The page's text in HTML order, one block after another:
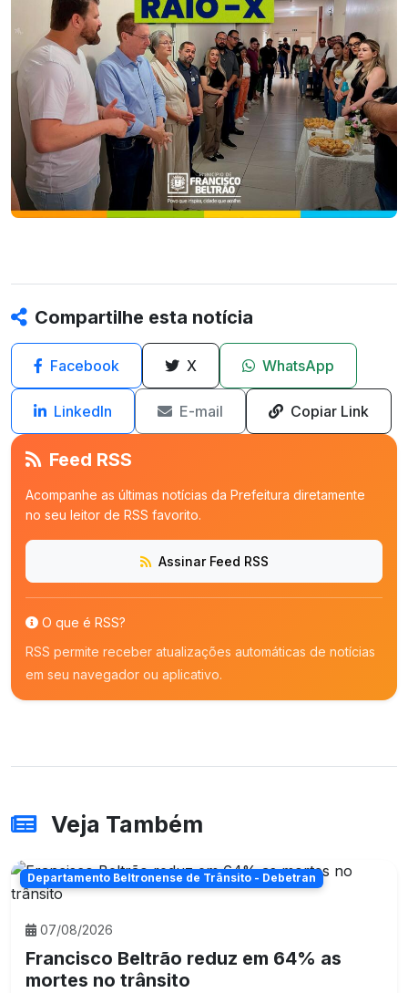
Compartilhe esta notícia
Facebook X WhatsApp
LinkedIn E-mail Copiar Link
Feed RSS
Acompanhe as últimas notícias da Prefeitura diretamente
no seu leitor de RSS favorito.
Assinar Feed RSS
O que é RSS?
RSS permite receber atualizações automáticas de notícias
em seu navegador ou aplicativo.
Veja Também
Departamento Beltronense de Trânsito - Debetran
07/08/2026
Francisco Beltrão reduz em 64% as
mortes no trânsito